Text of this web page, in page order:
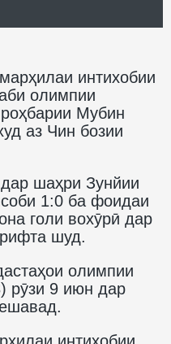
интихобии
олимпии
Мубин
аз Чин бозии
шаҳри Зунйии
1:0 ба фоидаи
голи вохӯрӣ дар
шуд.
олимпии
рӯзи 9 июн дар